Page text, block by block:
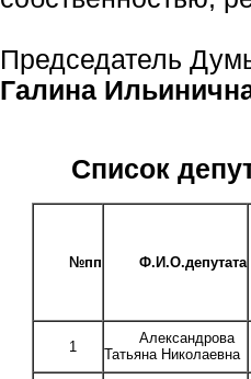
Председатель
Галина
Список
№пп Ф.И.О.депутата
1
Александрова
Татьяна Николаевна